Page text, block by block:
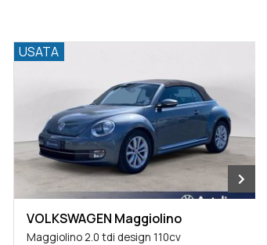
USATA
VOLKSWAGEN Maggiolino
Maggiolino 2.0 tdi design 110cv